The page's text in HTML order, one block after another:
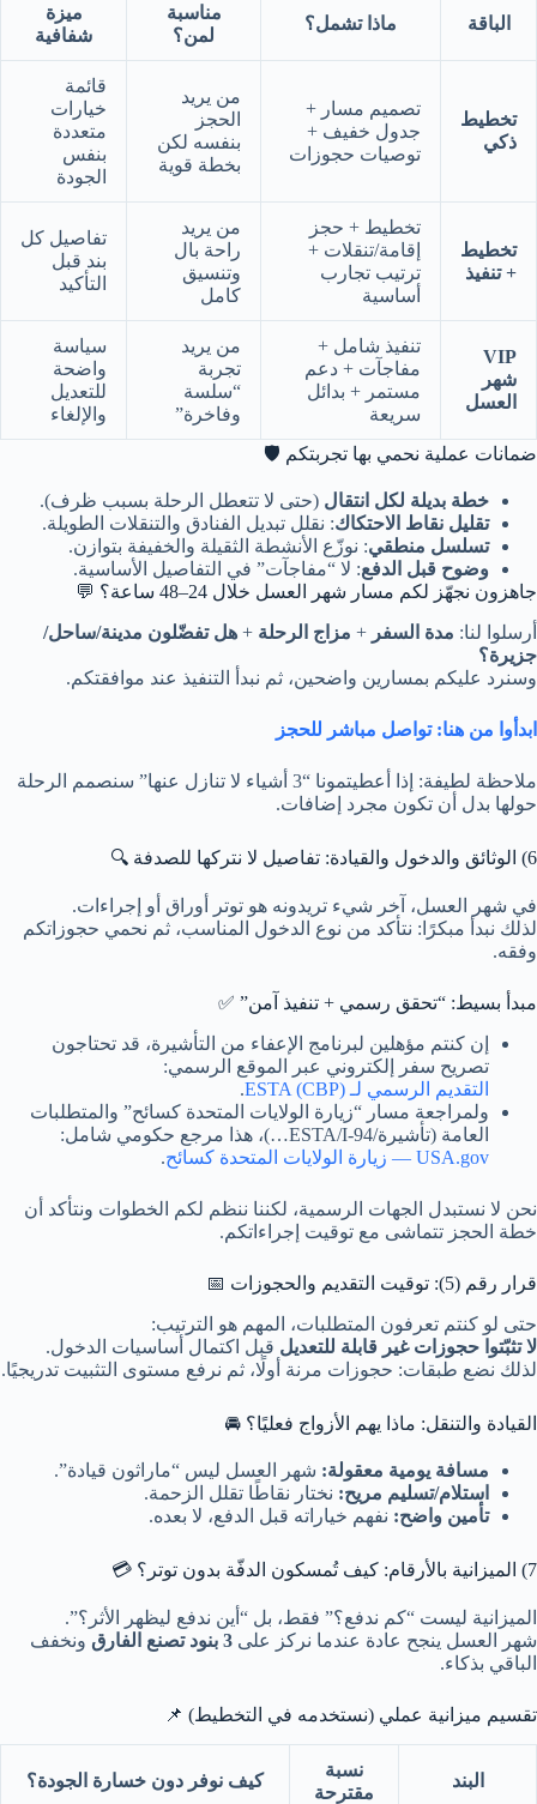
الباقة ماذا تشمل؟
مناسبة
لمن؟
ميزة
شفافية
تخطيط
ذكي
تصميم مسار +
جدول خفيف +
توصيات حجوزات
من يريد
الحجز
بنفسه لكن
بخطة قوية
قائمة
خيارات
متعددة
بنفس
الجودة
تخطيط
+ تنفيذ
تخطيط + حجز
إقامة/تنقلات +
ترتيب تجارب
أساسية
من يريد
راحة بال
وتنسيق
كامل
تفاصيل كل
بند قبل
التأكيد
VIP
شهر
العسل
تنفيذ شامل +
مفاجآت + دعم
مستمر + بدائل
سريعة
من يريد
تجربة
“سلسة
وفاخرة”
سياسة
واضحة
للتعديل
والإلغاء
ضمانات عملية نحمي بها تجربتكم 🛡️
خطة بديلة لكل انتقال (حتى لا تتعطل الرحلة بسبب ظرف).
تقليل نقاط الاحتكاك: نقلل تبديل الفنادق والتنقلات الطويلة.
تسلسل منطقي: نوزّع الأنشطة الثقيلة والخفيفة بتوازن.
وضوح قبل الدفع: لا “مفاجآت” في التفاصيل الأساسية.
جاهزون نجهّز لكم مسار شهر العسل خلال 24–48 ساعة؟ 💬
أرسلوا لنا: مدة السفر + مزاج الرحلة + هل تفضّلون مدينة/ساحل/
جزيرة؟
وسنرد عليكم بمسارين واضحين، ثم نبدأ التنفيذ عند موافقتكم.
ابدأوا من هنا: تواصل مباشر للحجز
ملاحظة لطيفة: إذا أعطيتمونا “3 أشياء لا تنازل عنها” سنصمم الرحلة
حولها بدل أن تكون مجرد إضافات.
6) الوثائق والدخول والقيادة: تفاصيل لا نتركها للصدفة 🔍
في شهر العسل، آخر شيء تريدونه هو توتر أوراق أو إجراءات.
لذلك نبدأ مبكرًا: نتأكد من نوع الدخول المناسب، ثم نحمي حجوزاتكم
وفقه.
مبدأ بسيط: “تحقق رسمي + تنفيذ آمن” ✅
إن كنتم مؤهلين لبرنامج الإعفاء من التأشيرة، قد تحتاجون
تصريح سفر إلكتروني عبر الموقع الرسمي:
التقديم الرسمي لـ ESTA (CBP)
.
ولمراجعة مسار “زيارة الولايات المتحدة كسائح” والمتطلبات
العامة (تأشيرة/ESTA/I-94…)، هذا مرجع حكومي شامل:
USA.gov — زيارة الولايات المتحدة كسائح
.
نحن لا نستبدل الجهات الرسمية، لكننا ننظم لكم الخطوات ونتأكد أن
خطة الحجز تتماشى مع توقيت إجراءاتكم.
قرار رقم (5): توقيت التقديم والحجوزات 📅
حتى لو كنتم تعرفون المتطلبات، المهم هو الترتيب:
لا تثبّتوا حجوزات غير قابلة للتعديل قبل اكتمال أساسيات الدخول.
لذلك نضع طبقات: حجوزات مرنة أولًا، ثم نرفع مستوى التثبيت تدريجيًا.
القيادة والتنقل: ماذا يهم الأزواج فعليًا؟ 🚘
مسافة يومية معقولة: شهر العسل ليس “ماراثون قيادة”.
استلام/تسليم مريح: نختار نقاطًا تقلل الزحمة.
تأمين واضح: نفهم خياراته قبل الدفع، لا بعده.
7) الميزانية بالأرقام: كيف تُمسكون الدفّة بدون توتر؟ 💳
الميزانية ليست “كم ندفع؟” فقط، بل “أين ندفع ليظهر الأثر؟”.
شهر العسل ينجح عادة عندما نركز على 3 بنود تصنع الفارق
ونخفف
الباقي بذكاء.
تقسيم ميزانية عملي (نستخدمه في التخطيط) 📌
البند
نسبة
مقترحة
كيف نوفر دون خسارة الجودة؟